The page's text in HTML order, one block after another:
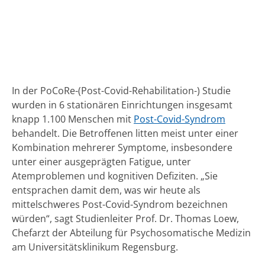
In der PoCoRe-(Post-Covid-Rehabilitation-) Studie
wurden in 6 stationären Einrichtungen insgesamt
knapp 1.100 Menschen mit Post-Covid-Syndrom
behandelt. Die Betroffenen litten meist unter einer
Kombination mehrerer Symptome, insbesondere
unter einer ausgeprägten Fatigue, unter
Atemproblemen und kognitiven Defiziten. „Sie
entsprachen damit dem, was wir heute als
mittelschweres Post-Covid-Syndrom bezeichnen
würden“, sagt Studienleiter Prof. Dr. Thomas Loew,
Chefarzt der Abteilung für Psychosomatische Medizin
am Universitätsklinikum Regensburg.